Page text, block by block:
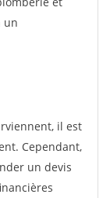
un
il est
Cependant,
un devis